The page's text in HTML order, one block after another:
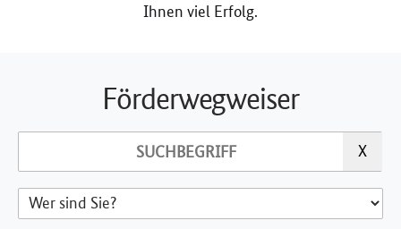
Ihnen viel Erfolg.
Förderwegweiser